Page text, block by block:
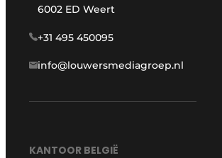
6002 ED Weert
+31 495 450095
info@louwersmediagroep.nl
KANTOOR BELGIË